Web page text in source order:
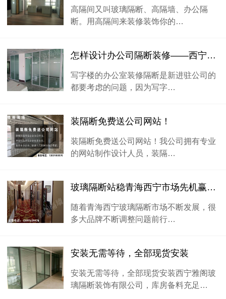
高隔间又叫玻璃隔断、高隔墙、办公隔
断。用高隔间来装修装饰你的…
怎样设计办公司隔断装修——西宁高隔断
写字楼的办公室装修隔断是新进驻公司的
都要考虑的问题，因为写字…
装隔断免费送公司网站！
装隔断免费送公司网站！我公司拥有专业
的网站制作设计人员，装隔…
玻璃隔断站稳青海西宁市场先机赢下第一步棋
随着青海西宁玻璃隔断市场不断发展，很
多大品牌不断调整问题前行…
安装无需等待，全部现货安装
安装无需等待，全部现货安装西宁雅阁玻
璃隔断装饰有限公司，库房备料充足…